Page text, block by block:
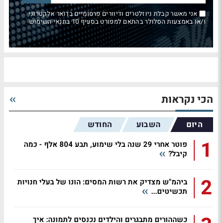
אני מאשר קבלת ניוזלטרים ודיוורים פרסומיים בדואר אלקטרוני
ו/או באמצעות הסלולר בהתאם למפורט בסעיף 10 בתנאי השימוש
הכי נקראות
היום השבוע החודש
1
פוטר אחרי 29 שנה בלי שימוע, תבע 804 אלף - כמה
קיבל?
2
ביהמ"ש מצדיק את רשות המסים: הונו של בעלי חנויות
תכשיטים...
כשההורים מתבגרים והילדים נכנסים לתמונה: איך